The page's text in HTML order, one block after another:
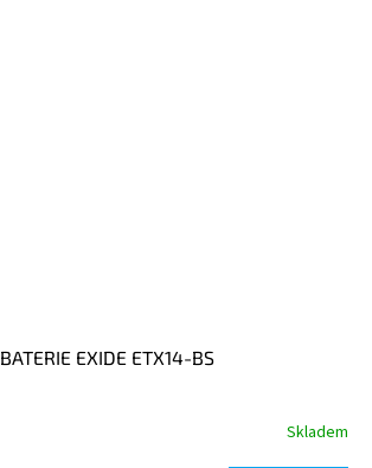
BATERIE EXIDE ETX14-BS
Skladem